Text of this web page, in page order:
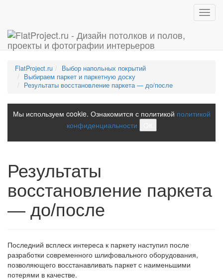
FlatProject.ru
Выбор напольных покрытий
Выбираем паркет и паркетную доску
Результаты восстановление паркета — до/после
Мы используем cookie. Ознакомится с политикой политикой
конфиденциальности
Результаты
восстановление паркета
— до/после
Последний всплеск интереса к паркету наступил после
разработки современного шлифовального оборудования,
позволяющего восстанавливать паркет с наименьшими
потерями в качестве.